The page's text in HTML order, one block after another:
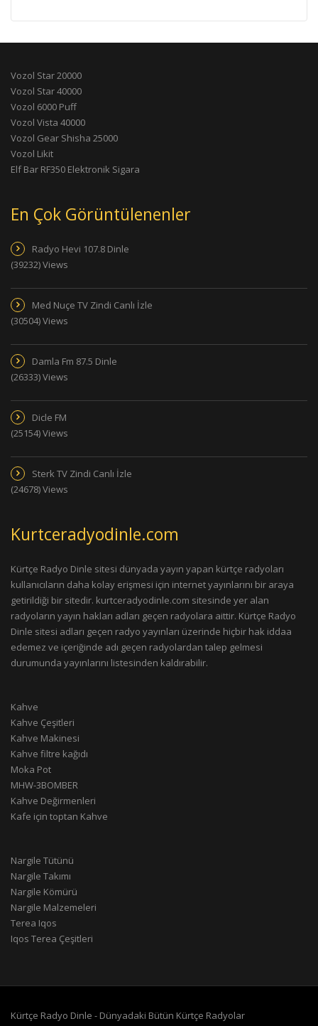
Vozol Star 20000
Vozol Star 40000
Vozol 6000 Puff
Vozol Vista 40000
Vozol Gear Shisha 25000
Vozol Likit
Elf Bar RF350 Elektronik Sigara
En Çok Görüntülenenler
Radyo Hevi 107.8 Dinle
(39232) Views
Med Nuçe TV Zindi Canlı İzle
(30504) Views
Damla Fm 87.5 Dinle
(26333) Views
Dicle FM
(25154) Views
Sterk TV Zindi Canlı İzle
(24678) Views
Kurtceradyodinle.com
Kürtçe Radyo Dinle sitesi dünyada yayın yapan kürtçe radyoları
kullanıcıların daha kolay erişmesi için internet yayınlarını bir araya
getirildiği bir sitedir. kurtceradyodinle.com sitesinde yer alan
radyoların yayın hakları adları geçen radyolara aittir. Kürtçe Radyo
Dinle sitesi adları geçen radyo yayınları üzerinde hiçbir hak iddaa
edemez ve içeriğinde adı geçen radyolardan talep gelmesi
durumunda yayınlarını listesinden kaldırabilir.
Kahve
Kahve Çeşitleri
Kahve Makinesi
Kahve filtre kağıdı
Moka Pot
MHW-3BOMBER
Kahve Değirmenleri
Kafe için toptan Kahve
Nargile Tütünü
Nargile Takımı
Nargile Kömürü
Nargile Malzemeleri
Terea Iqos
Iqos Terea Çeşitleri
Kürtçe Radyo Dinle - Dünyadaki Bütün Kürtçe Radyolar